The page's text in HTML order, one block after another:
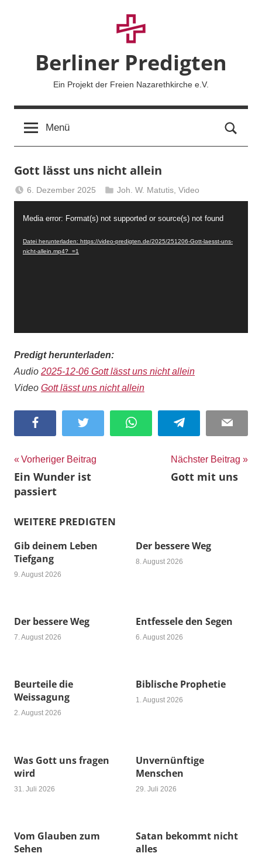
Berliner Predigten
Ein Projekt der Freien Nazarethkirche e.V.
Menü
Gott lässt uns nicht allein
6. Dezember 2025
Berliner
Predigten
Joh. W. Matutis ,Video
Media error: Format(s) not supported or source(s) not found
Datei herunterladen: https://video-predigten.de/2025/251206-Gott-laesst-uns-
nicht-allein.mp4?_=1
Predigt herunterladen:
Audio 2025-12-06 Gott lässt uns nicht allein
Video Gott lässt uns nicht allein
Facebook Twitter WhatsApp Telegram Email
Beitragsnavigation
Vorheriger Beitrag
Ein Wunder ist
passiert
Nächster Beitrag
Gott mit uns
WEITERE PREDIGTEN
Gib deinem Leben
Tiefgang
9. August 2026
Der bessere Weg
8. August 2026
Der bessere Weg
7. August 2026
Entfessele den Segen
6. August 2026
Beurteile die
Weissagung
2. August 2026
Biblische Prophetie
1. August 2026
Was Gott uns fragen
wird
31. Juli 2026
Unvernünftige
Menschen
29. Juli 2026
Vom Glauben zum
Sehen
Satan bekommt nicht
alles